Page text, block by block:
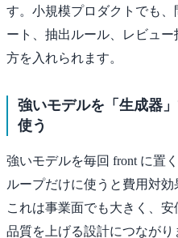
す。小規模プロダクトでも
ート、抽出ルール、レビュ
方を入れられます。
強いモデルを「生成器
使う
強いモデルを毎回 front に置
ループだけに使うと費用対効
これは事業面でも大きく、
品質を上げる設計につながり